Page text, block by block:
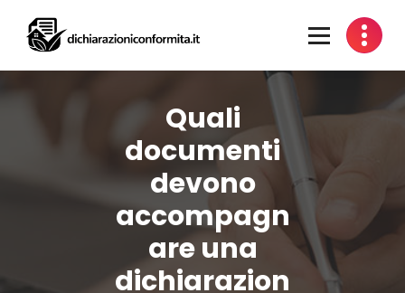
contenuto
Quali
documenti
devono
accompagn
are una
dichiarazion